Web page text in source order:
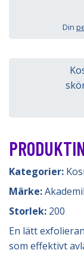
Din
Kategorier:
Märke:
Storlek: 200
En lätt
som effektivt